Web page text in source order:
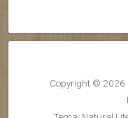
Copyright © 2026